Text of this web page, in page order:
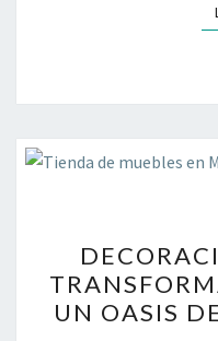
UN OASIS